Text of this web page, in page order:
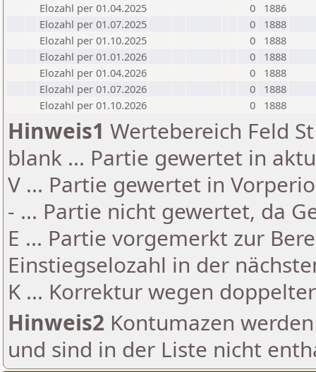
Elozahl per 01.04.2025
0
1886
Elozahl per 01.07.2025
0
1888
Elozahl per 01.10.2025
0
1888
Elozahl per 01.01.2026
0
1888
Elozahl per 01.04.2026
0
1888
Elozahl per 01.07.2026
0
1888
Elozahl per 01.10.2026
0 1888
Hinweis1 Wertebereich Feld
blank ... Partie gewertet in
V ... Partie gewertet in
- ... Partie nicht gewertet, da
E ... Partie vorgemerkt zur
Einstiegselozahl in der
K ... Korrektur wegen
Hinweis2 Kontumazen
und sind in der Liste nicht